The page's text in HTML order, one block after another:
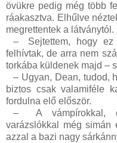
övükre pedig még több
ráakasztva. Elhűlve
megrettentek a látványtól.
–
Sejtettem, hogy
felhívtak, de arra nem
torkába küldenek majd –
– Ugyan, Dean, tudod,
biztos csak valamiféle
fordulna elő először.
–
A vámpírokkal,
varázslókkal még simán
azzal a bazi nagy